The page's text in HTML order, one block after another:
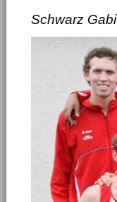
Schwarz Gabi